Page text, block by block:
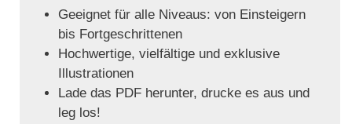
Geeignet für alle Niveaus: von Einsteigern
bis Fortgeschrittenen
Hochwertige, vielfältige und exklusive
Illustrationen
Lade das PDF herunter, drucke es aus und
leg los!